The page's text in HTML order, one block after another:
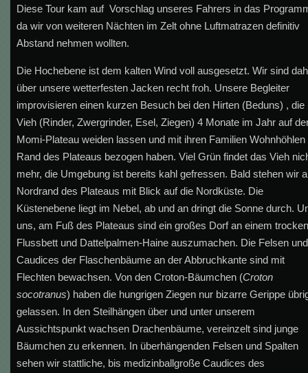
Diese Tour kam auf Vorschlag unseres Fahrers in das
da wir von weiteren Nächten im Zelt ohne Luftmatrazen definitiv
Abstand nehmen wollten.
Die Hochebene ist dem kalten Wind voll ausgesetzt. Wir sind
über unsere wetterfesten Jacken recht froh. Unsere Begleiter
improvisieren einen kurzen Besuch bei den Hirten (Beduns) , die
Vieh (Rinder, Zwergrinder, Esel, Ziegen) 4 Monate im Jahr auf
Momi-Plateau weiden lassen und mit ihren Familien Wohnhöhlen
Rand des Plateaus bezogen haben. Viel Grün findet das Vieh
mehr, die Umgebung ist bereits kahl gefressen. Bald stehen wir
Nordrand des Plateaus mit Blick auf die Nordküste. Die
Küstenebene liegt im Nebel, ab und an dringt die Sonne durch.
uns, am Fuß des Plateaus sind ein großes Dorf an einem
Flussbett und Dattelpalmen-Haine auszumachen. Die Felsen
Caudices der Flaschenbäume an der Abbruchkante sind mit
Flechten bewachsen. Von den Croton-Bäumchen (Croton
socotranus) haben die hungrigen Ziegen nur bizarre Gerippe
gelassen. In den Steilhängen über und unter unserem
Aussichtspunkt wachsen Drachenbäume, vereinzelt sind junge
Bäumchen zu erkennen. In überhängenden Felsen und Spalten
sehen wir stattliche, bis medizinballgroße Caudices des